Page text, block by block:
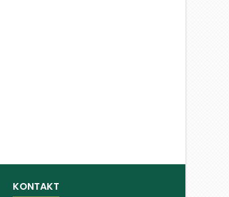
KONTAKT